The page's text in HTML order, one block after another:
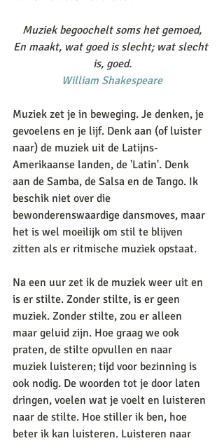
Muziek begoochelt soms het gemoed,
En maakt, wat goed is slecht; wat slecht
is, goed.
William Shakespeare
Muziek zet je in beweging. Je denken, je
gevoelens en je lijf. Denk aan (of luister
naar) de muziek uit de Latijns-
Amerikaanse landen, de 'Latin'. Denk
aan de Samba, de Salsa en de Tango. Ik
beschik niet over die
bewonderenswaardige dansmoves, maar
het is wel moeilijk om stil te blijven
zitten als er ritmische muziek opstaat.
Na een uur zet ik de muziek weer uit en
is er stilte. Zonder stilte, is er geen
muziek. Zonder stilte, zou er alleen
maar geluid zijn. Hoe graag we ook
praten, de stilte opvullen en naar
muziek luisteren; tijd voor bezinning is
ook nodig. De woorden tot je door laten
dringen, voelen wat je voelt en luisteren
naar de stilte. Hoe stiller ik ben, hoe
beter ik kan luisteren. Luisteren naar